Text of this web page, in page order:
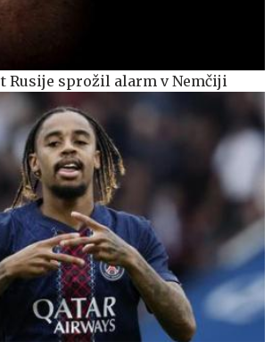
Rusije sprožil alarm v Nemčiji